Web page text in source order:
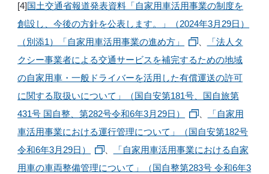
[4]国土交通省報道発表資料「自家用車活用事業の制度を
創設し、今後の方針を公表します。」（2024年3月29日）
（別添1）「自家用車活用事業の進め方」
、
「法人タ
クシー事業者による交通サービスを補完するための地域
の自家用車・一般ドライバーを活用した有償運送の許可
に関する取扱いについて」（国自安第181号、国自旅第
431号 国自整、第282号令和6年3月29日）
、
「自家用
車活用事業における運行管理について」（国自安第182号
令和6年3月29日）
、
「自家用車活用事業における自家
用車の車両整備管理について」（国自整第283号 令和6年3